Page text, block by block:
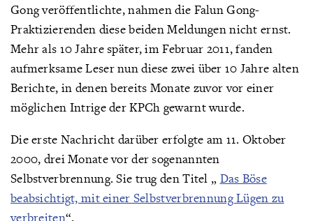
Gong veröffentlichte, nahmen die Falun Gong-
Praktizierenden diese beiden Meldungen nicht ernst.
Mehr als 10 Jahre später, im Februar 2011, fanden
aufmerksame Leser nun diese zwei über 10 Jahre alten
Berichte, in denen bereits Monate zuvor vor einer
möglichen Intrige der KPCh gewarnt wurde.
Die erste Nachricht darüber erfolgte am 11. Oktober
2000, drei Monate vor der sogenannten
Selbstverbrennung. Sie trug den Titel „ Das Böse
beabsichtigt, mit einer Selbstverbrennung Lügen zu
verbreiten“.